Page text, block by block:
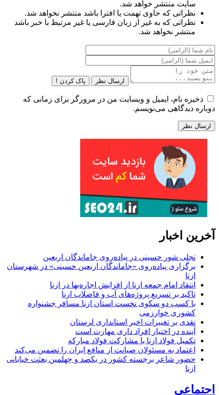
سایت منتشر خواهد شد.
نظراتی که حاوی تهمت یا افترا باشد منتشر نخواهد شد.
نظراتی که به غیر از زبان فارسی یا غیر مرتبط با خبر باشد
منتشر نخواهد شد.
ارسال نظر پاک کردن !
ذخیره نام، ایمیل و وبسایت من در مرورگر برای زمانی که
دوباره دیدگاهی می‌نویسم.
آخرین اخبار
تجلی شور حسینی در پیاده‌روی جاماندگان اربعین
برگزاری پیاده‌روی «جاماندگان اربعین حسینی» در شهرستان
ازنا
انتقاد امام جمعه ازنا از افزایش اجاره‌بها در ازنا
تاکید بر تسریع پروژه‌های آب و فاضلاب ازنا
با کسب دو سکوی نخست استان ازنا مسافر جشنواره
کشوری خوارزمی
نقدی بر تغییرات اخیر استانداری لرستان
آینده در اختیار افراد داری مهارت است
تکمیل فولاد ازنا با مشارکت فولاد مبارکه
اعتماد به مسئولان صیانت از منافع ایران را تضمین می‌کند
حضور شاعر برجسته کشور در یکصد و چهلمین بعثت خیابانی
ازنا
اجتماعی